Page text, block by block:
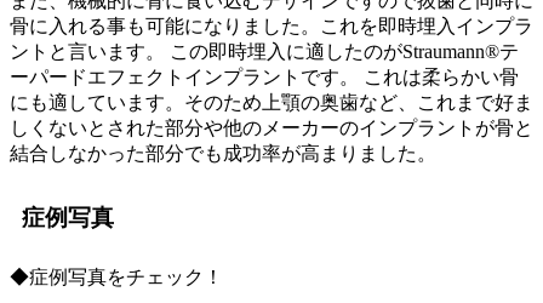
骨に入れる事も可能になりました。これを即時埋入インプラ
ントと言います。 この即時埋入に適したのがStraumann®テ
ーパードエフェクトインプラントです。 これは柔らかい骨
にも適しています。そのため上顎の奥歯など、これまで好ま
しくないとされた部分や他のメーカーのインプラントが骨と
結合しなかった部分でも成功率が高まりました。
症例写真
◆症例写真をチェック！